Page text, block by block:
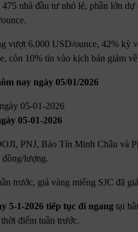
nhà đầu tư nhỏ lẻ, phần lớn
vượt 6.000 USD/ounce, 42% kỳ
còn 10% tin vào kịch bản giảm
nay ngày 05/01/2026
05-01-2026
PNJ, Bảo Tín Minh Châu và
đồng/lượng.
trước, giá vàng miếng SJC đã
5-1-2026 tiếp tục đi ngang tại
điểm tuần trước.